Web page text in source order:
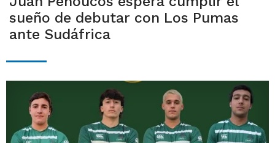
sueño de debutar con Los Pumas
ante Sudáfrica